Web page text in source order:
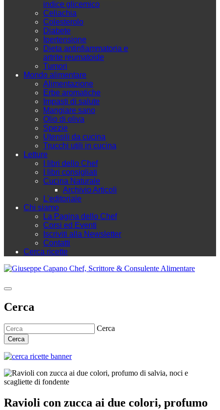
indice glicemico
Celiachia
Colesterolo
Diabete
Ipertensione
Dieta antinfiammatoria e
artrite reumatoide
Tumori
Mondo alimentare
Alimentazione
Erbe aromatiche
Impasti di salute
Mangiare sano
Olio di oliva
Spezie
Utensili da cucina
Trucchi utili in cucina
Letture
I libri dello Chef
I libri consigliati
Cucina Naturale
Archivio Articoli
L'editoriale
Chi siamo
La Pagina dello Chef
Corsi ed Eventi
Iscriviti alla Newsletter
Contatti
Cerca ricette
Cerca
Cerca
Cerca
Ravioli con zucca ai due colori, profumo